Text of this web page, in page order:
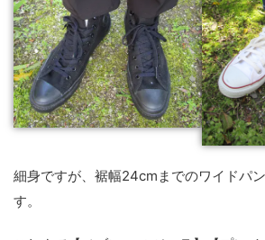
細身ですが、裾幅24cmまでのワイドパ
す。